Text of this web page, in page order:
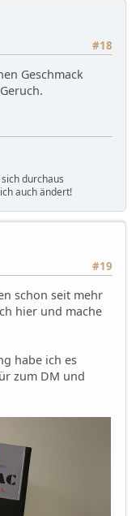
#18
Geschmack
durchaus
auch ändert!
#19
schon seit mehr
hier und mache
habe ich es
zum DM und